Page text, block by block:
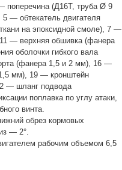
поперечина (Д16Т, труба Ø 9
— обтекатель двигателя
на эпоксидной смоле), 7 —
— верхняя обшивка (фанера
оболочки гибкого вала
(фанера 1,5 и 2 мм), 16 —
мм), 19 — кронштейн
— шланг подвода
поплавка по углу атаки,
винта.
обрез кормовых
— 2°.
рабочим объемом 6,5